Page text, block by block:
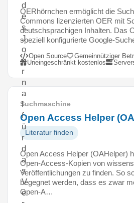
d
e
s
J
o
u
r
n
a
l
f
ü
r
d
a
s
V
e
OERhörnchen ermöglicht die
Commons lizenzierten OER mit
deutschsprachigen Inhalten. Das
speziell konfigurierte Google-
Open Source
Gemeinnütziger
Uneingeschränkt kostenlos
Suchmaschine
Open Access Helper
Literatur finden
Open Access Helper (OAHelper)
Open-Access-Kopien von
Veröffentlichungen zu finden. So
begegnet werden, dass es zwar
Open-A…